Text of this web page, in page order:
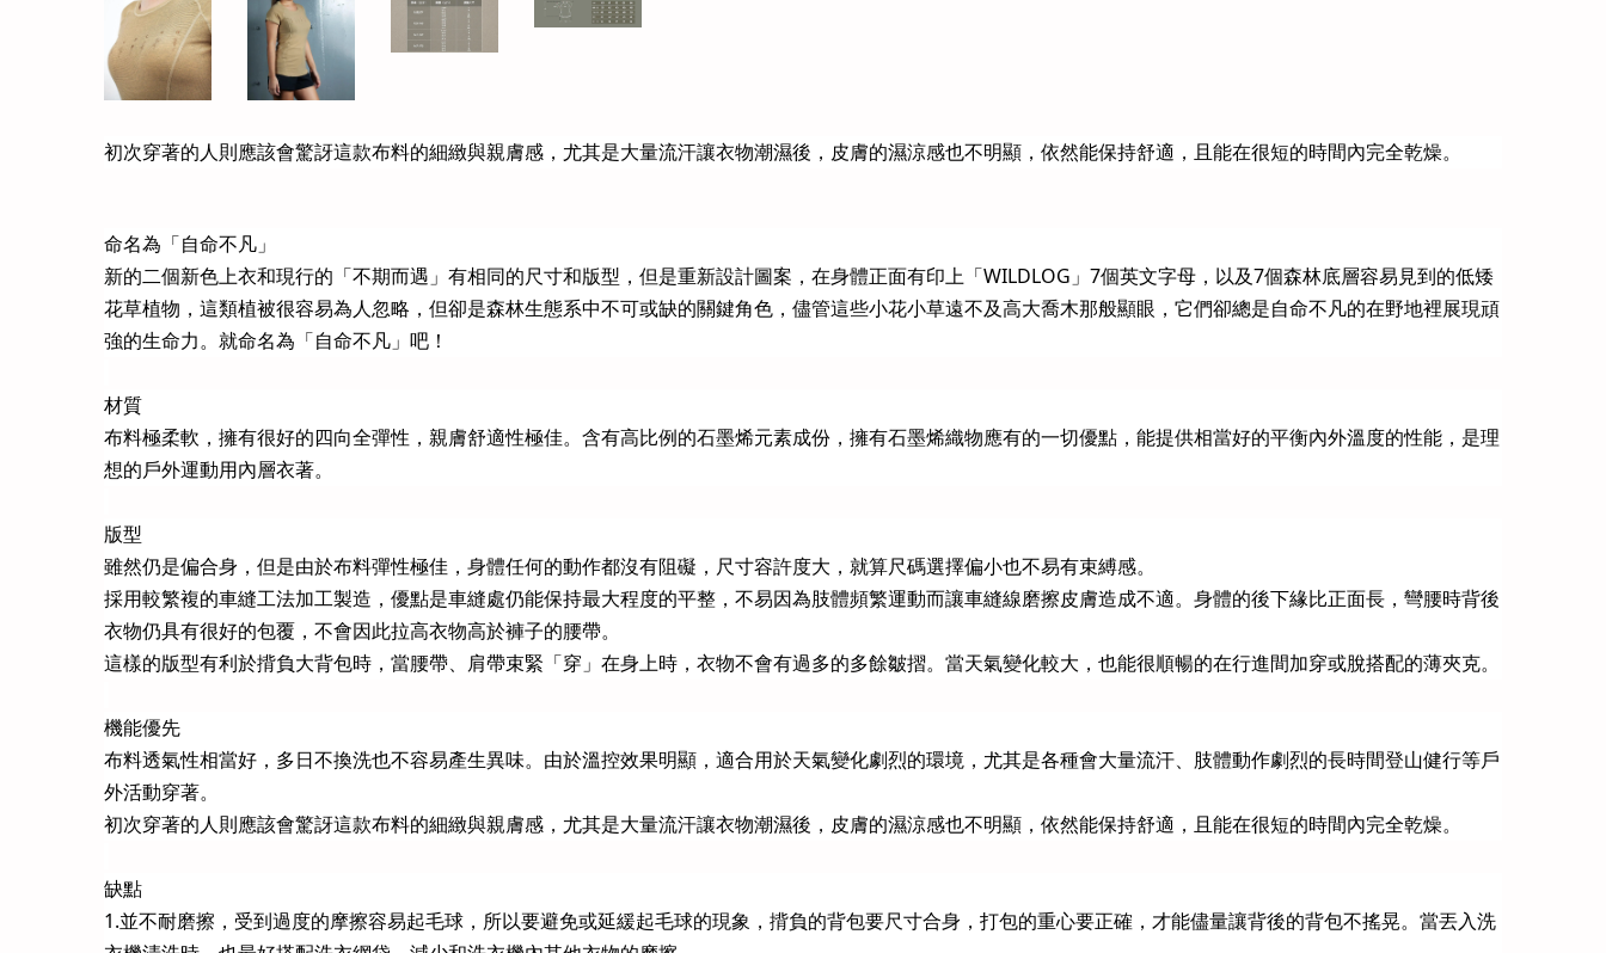
初次穿著的人則應該會驚訝這款布料的細緻與親膚感，尤其是大量流汗讓衣物潮濕後，皮膚的濕涼感也不明顯，依然能保持舒適，且能在很短的時間內完全乾燥。
命名為「自命不凡」
新的二個新色上衣和現行的「不期而遇」有相同的尺寸和版型，但是重新設計圖案，在身體正面有印上「WILDLOG」7個英文字母，以及7個森林底層容易見到的低矮
花草植物，這類植被很容易為人忽略，但卻是森林生態系中不可或缺的關鍵角色，儘管這些小花小草遠不及高大喬木那般顯眼，它們卻總是自命不凡的在野地裡展現頑
強的生命力。就命名為「自命不凡」吧！
材質
布料極柔軟，擁有很好的四向全彈性，親膚舒適性極佳。含有高比例的石墨烯元素成份，擁有石墨烯織物應有的一切優點，能提供相當好的平衡內外溫度的性能，是理
想的戶外運動用內層衣著。
版型
雖然仍是偏合身，但是由於布料彈性極佳，身體任何的動作都沒有阻礙，尺寸容許度大，就算尺碼選擇偏小也不易有束縛感。
採用較繁複的車縫工法加工製造，優點是車縫處仍能保持最大程度的平整，不易因為肢體頻繁運動而讓車縫線磨擦皮膚造成不適。身體的後下緣比正面長，彎腰時背後
衣物仍具有很好的包覆，不會因此拉高衣物高於褲子的腰帶。
這樣的版型有利於揹負大背包時，當腰帶、肩帶束緊「穿」在身上時，衣物不會有過多的多餘皺摺。當天氣變化較大，也能很順暢的在行進間加穿或脫搭配的薄夾克。
機能優先
布料透氣性相當好，多日不換洗也不容易產生異味。由於溫控效果明顯，適合用於天氣變化劇烈的環境，尤其是各種會大量流汗、肢體動作劇烈的長時間登山健行等戶
外活動穿著。
初次穿著的人則應該會驚訝這款布料的細緻與親膚感，尤其是大量流汗讓衣物潮濕後，皮膚的濕涼感也不明顯，依然能保持舒適，且能在很短的時間內完全乾燥。
缺點
1.並不耐磨擦，受到過度的摩擦容易起毛球，所以要避免或延緩起毛球的現象，揹負的背包要尺寸合身，打包的重心要正確，才能儘量讓背後的背包不搖晃。當丟入洗